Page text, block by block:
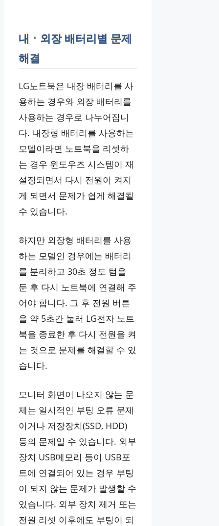
내ㆍ외장 배터리별 문제
해결
LG노트북은 내장 배터리를 사
용하는 경우와 외장 배터리를
사용하는 경우로 나누어집니
다. 내장형 배터리를 사용하는
모델이라면 노트북을 리셋하
는 경우 윈도우즈 시스템이 재
설정되면서 다시 전원이 켜지
게 되면서 문제가 쉽게 해결될
수 있습니다.
하지만 외장형 배터리를 사용
하는 모델인 경우에는 배터리
를 분리하고 30초 정도 텀을
둔 후 다시 노트북에 연결해 주
어야 합니다. 그 후 전원 버튼
을 약 5초간 눌러 LG전자 노트
북을 종료한 후 다시 전원을 켜
는 것으로 문제를 해결할 수 있
습니다.
모니터 화면이 나오지 않는 문
제는 일시적인 부팅 오류 문제
이거나 저장장치(SSD, HDD)
등의 문제일 수 있습니다. 외부
장치 USB메모리 등이 USB포
트에 연결되어 있는 경우 부팅
이 되지 않는 문제가 발생할 수
있습니다. 외부 장치 제거 또는
전원 리셋 이후에도 부팅이 되